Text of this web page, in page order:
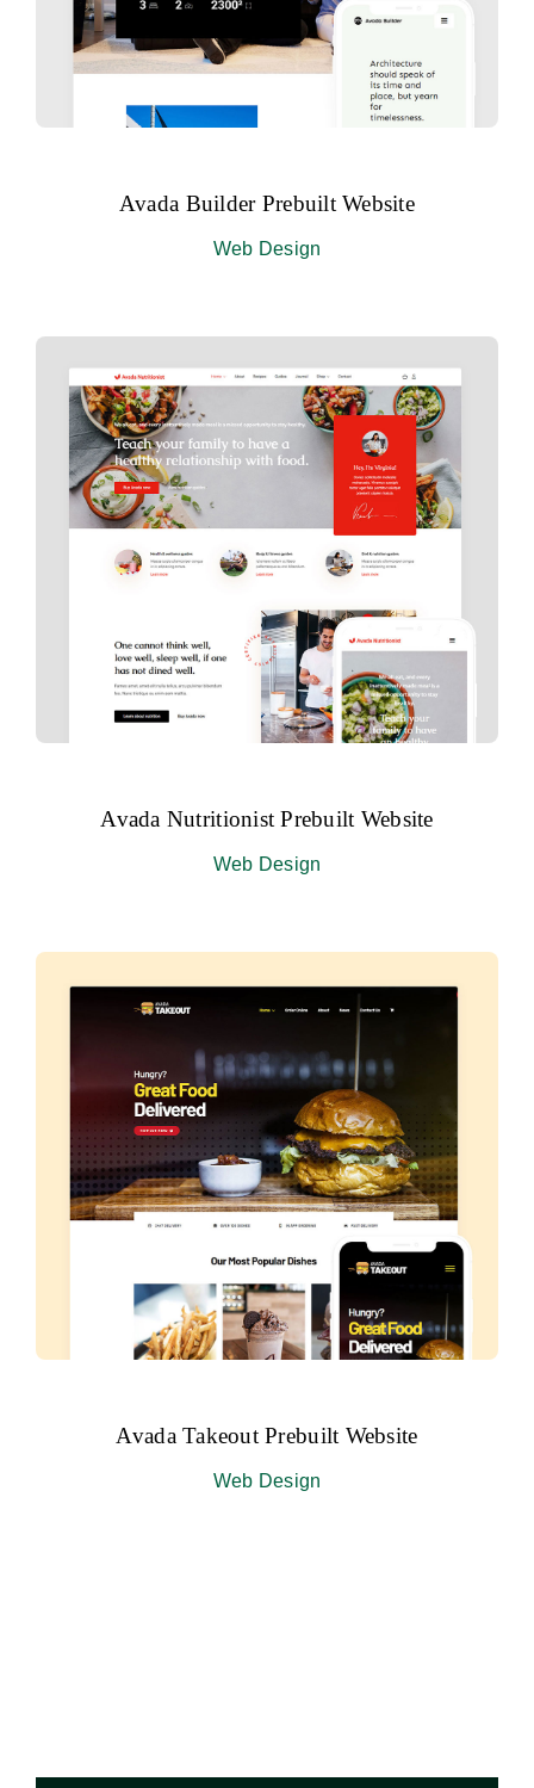
Avada Builder Prebuilt Website
Web Design
Avada Nutritionist Prebuilt Website
Web Design
Avada Takeout Prebuilt Website
Web Design